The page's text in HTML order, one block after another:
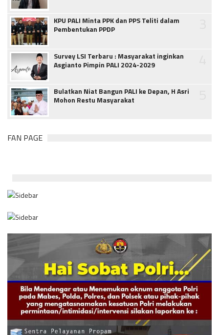
KPU PALI Minta PPK dan PPS Teliti dalam
Pembentukan PPDP
Survey LSI Terbaru : Masyarakat inginkan
Asgianto Pimpin PALI 2024-2029
Bulatkan Niat Bangun PALI ke Depan, H Asri
Mohon Restu Masyarakat
FAN PAGE